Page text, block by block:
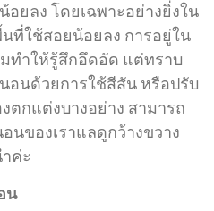
ยลง โดยเฉพาะอย่างยิ่งใน
ที่ใช้สอยน้อยลง การอยู่ใน
ทำให้รู้สึกอึดอัด แต่ทราบ
อนด้วยการใช้สีสัน หรือปรับ
ตกแต่งบางอย่าง สามารถ
ของเราแลดูกว้างขวาง
ค่ะ
น